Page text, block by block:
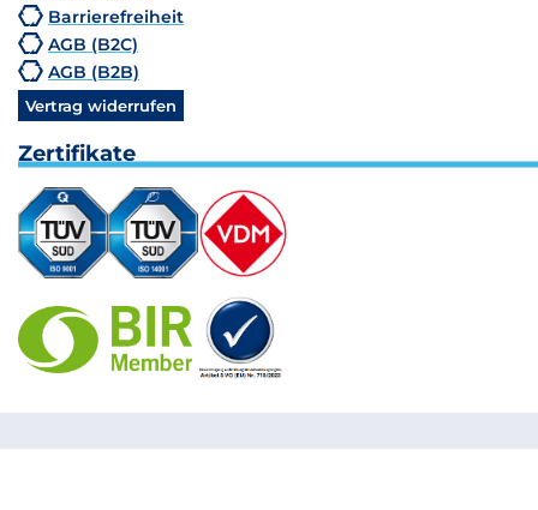
Barrierefreiheit
AGB (B2C)
AGB (B2B)
Vertrag widerrufen
Zertifikate